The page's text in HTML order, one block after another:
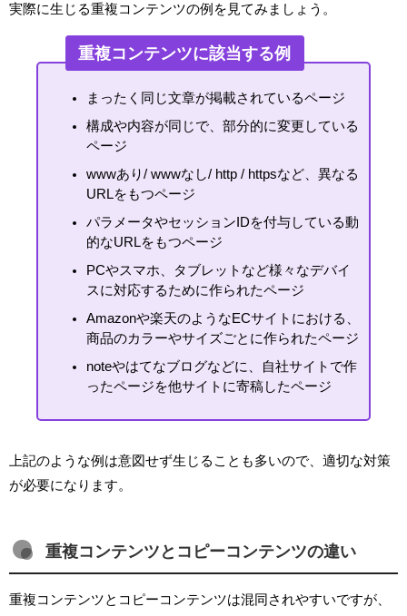
実際に生じる重複コンテンツの例を見てみましょう。
重複コンテンツに該当する例
まったく同じ文章が掲載されているページ
構成や内容が同じで、部分的に変更している
ページ
wwwあり/ wwwなし/ http / httpsなど、異なる
URLをもつページ
パラメータやセッションIDを付与している動
的なURLをもつページ
PCやスマホ、タブレットなど様々なデバイ
スに対応するために作られたページ
Amazonや楽天のようなECサイトにおける、
商品のカラーやサイズごとに作られたページ
noteやはてなブログなどに、自社サイトで作
ったページを他サイトに寄稿したページ
上記のような例は意図せず生じることも多いので、適切な対策
が必要になります。
重複コンテンツとコピーコンテンツの違い
重複コンテンツとコピーコンテンツは混同されやすいですが、